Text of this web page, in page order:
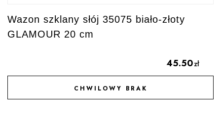
Wazon szklany słój 35075 biało-złoty
GLAMOUR 20 cm
45.50zł
CHWILOWY BRAK
DODAJ DO ULUBIONYCH